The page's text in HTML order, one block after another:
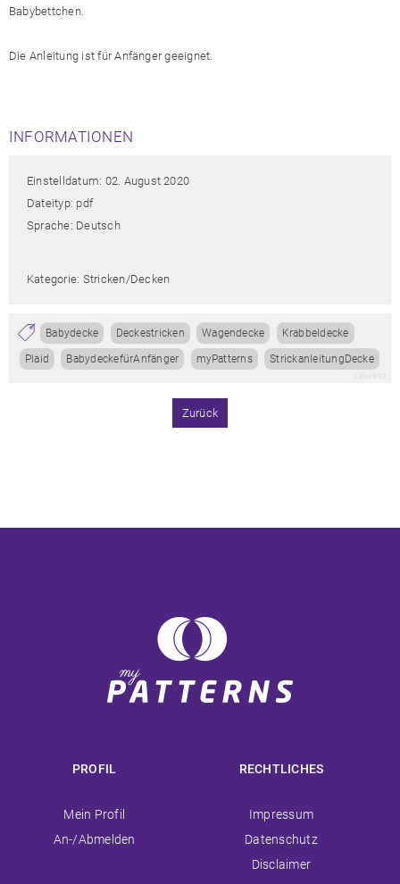
Babybettchen.
Die Anleitung ist für Anfänger geeignet.
INFORMATIONEN
Einstelldatum: 02. August 2020
Dateityp: pdf
Sprache: Deutsch
Kategorie: Stricken/decken
Babydecke Deckestricken Wagendecke Krabbeldecke
Plaid BabydeckefürAnfänger myPatterns StrickanleitungDecke
Zurück
PROFIL
Navigation
überspringen
Mein Profil
An-/Abmelden
RECHTLICHES
Navigation
überspringen
Impressum
Datenschutz
Disclaimer